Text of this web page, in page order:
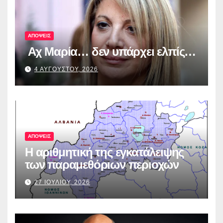
ΑΠΟΨΕΙΣ
Αχ Μαρία… δεν υπάρχει ελπίς…
4 ΑΥΓΟΥΣΤΟΥ, 2026
ΑΠΟΨΕΙΣ
Η αριθμητική της εγκατάλειψης
των παραμεθόριων περιοχών
27 ΙΟΥΛΙΟΥ, 2026